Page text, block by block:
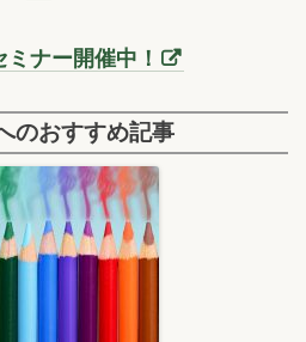
ナー開催中！
のおすすめ記事